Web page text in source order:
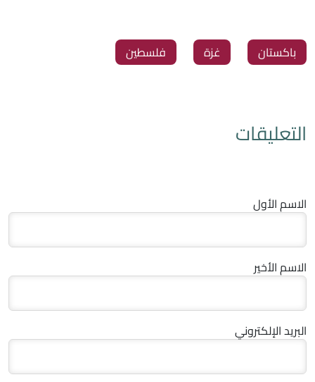
‏باكستان ‏غزة ‏فلسطين
التعليقات
الاسم الأول
الاسم الأخير
البريد الإلكتروني